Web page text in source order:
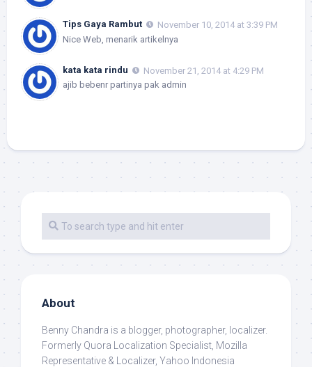
Tips Gaya Rambut
November 10, 2014 at 3:39 PM
Nice Web, menarik artikelnya
kata kata rindu
November 21, 2014 at 4:29 PM
ajib bebenr partinya pak admin
About
Benny Chandra is a blogger, photographer, localizer.
Formerly Quora Localization Specialist, Mozilla
Representative & Localizer, Yahoo Indonesia